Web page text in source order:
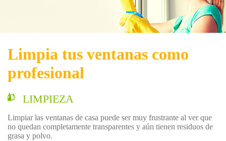
Limpia tus ventanas como
profesional
LIMPIEZA
Limpiar las ventanas de casa puede ser muy frustrante al ver que
no quedan completamente transparentes y aún tienen residuos de
grasa y polvo.